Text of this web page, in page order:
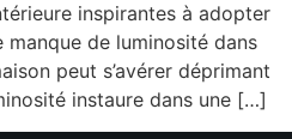
inspirantes à adopter
de luminosité dans
peut s’avérer déprimant
instaure dans une […]